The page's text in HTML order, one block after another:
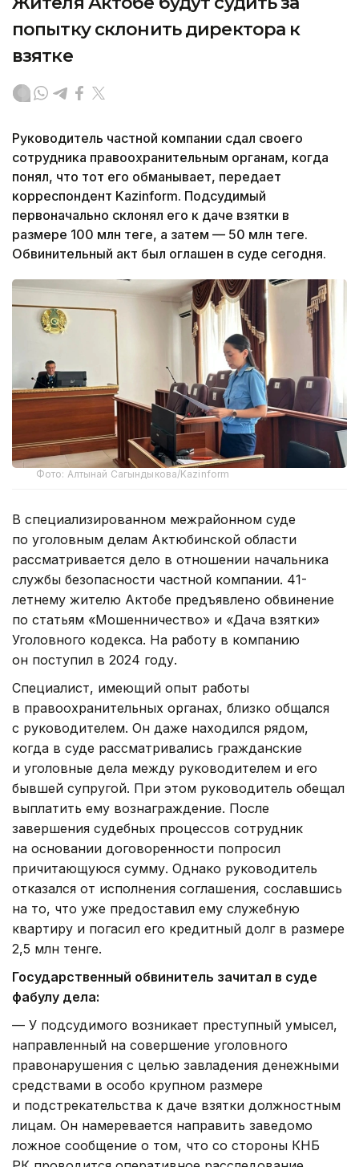
попытку склонить директора к
взятке
Руководитель частной компании сдал своего
сотрудника правоохранительным органам, когда
понял, что тот его обманывает, передает
корреспондент Kazinform. Подсудимый
первоначально склонял его к даче взятки в
размере 100 млн теңге, а затем — 50 млн теңге.
Обвинительный акт был оглашен в суде сегодня.
Фото: Алтынай Сагындыкова/Kazinform
В специализированном межрайонном суде
по уголовным делам Актюбинской области
рассматривается дело в отношении начальника
службы безопасности частной компании. 41-
летнему жителю Актобе предъявлено обвинение
по статьям «Мошенничество» и «Дача взятки»
Уголовного кодекса. На работу в компанию
он поступил в 2024 году.
Специалист, имеющий опыт работы
в правоохранительных органах, близко общался
с руководителем. Он даже находился рядом,
когда в суде рассматривались гражданские
и уголовные дела между руководителем и его
бывшей супругой. При этом руководитель обещал
выплатить ему вознаграждение. После
завершения судебных процессов сотрудник
на основании договоренности попросил
причитающуюся сумму. Однако руководитель
отказался от исполнения соглашения, сославшись
на то, что уже предоставил ему служебную
квартиру и погасил его кредитный долг в размере
2,5 млн тенге.
Государственный обвинитель зачитал в суде
фабулу дела:
— У подсудимого возникает преступный умысел,
направленный на совершение уголовного
правонарушения с целью завладения денежными
средствами в особо крупном размере
и подстрекательства к даче взятки должностным
лицам. Он намеревается направить заведомо
ложное сообщение о том, что со стороны КНБ